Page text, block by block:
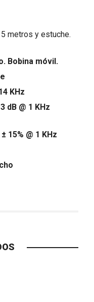
metros y estuche.
Bobina móvil.
KHz
dB @ 1 KHz
15% @ 1 KHz